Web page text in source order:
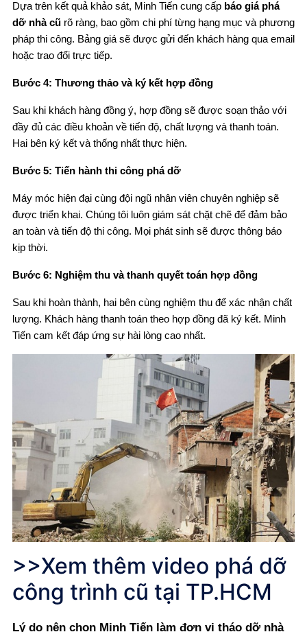
Dựa trên kết quả khảo sát, Minh Tiến cung cấp báo giá phá
dỡ nhà cũ rõ ràng, bao gồm chi phí từng hạng mục và phương
pháp thi công. Bảng giá sẽ được gửi đến khách hàng qua email
hoặc trao đổi trực tiếp.
Bước 4: Thương thảo và ký kết hợp đồng
Sau khi khách hàng đồng ý, hợp đồng sẽ được soạn thảo với
đầy đủ các điều khoản về tiến độ, chất lượng và thanh toán.
Hai bên ký kết và thống nhất thực hiện.
Bước 5: Tiến hành thi công phá dỡ
Máy móc hiện đại cùng đội ngũ nhân viên chuyên nghiệp sẽ
được triển khai. Chúng tôi luôn giám sát chặt chẽ để đảm bảo
an toàn và tiến độ thi công. Mọi phát sinh sẽ được thông báo
kịp thời.
Bước 6: Nghiệm thu và thanh quyết toán hợp đồng
Sau khi hoàn thành, hai bên cùng nghiệm thu để xác nhận chất
lượng. Khách hàng thanh toán theo hợp đồng đã ký kết. Minh
Tiến cam kết đáp ứng sự hài lòng cao nhất.
>>Xem thêm video phá dỡ
công trình cũ tại TP.HCM
Lý do nên chọn Minh Tiến làm đơn vị tháo dỡ nhà